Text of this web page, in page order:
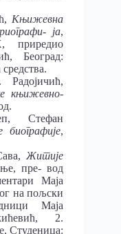
Књижевна
ја,
приредио
Београд:
књижевно-
Стефан
биографије,
Житије
пре- вод
Маја
на пољски
Маја
2.
Студеница: